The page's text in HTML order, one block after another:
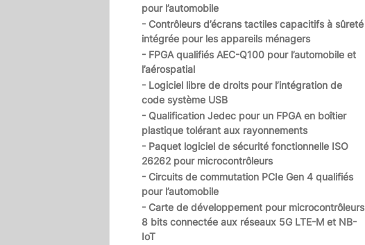
pour l’automobile
- Contrôleurs d’écrans tactiles capacitifs à sûreté
intégrée pour les appareils ménagers
- FPGA qualifiés AEC-Q100 pour l’automobile et
l’aérospatial
- Logiciel libre de droits pour l’intégration de
code système USB
- Qualification Jedec pour un FPGA en boîtier
plastique tolérant aux rayonnements
- Paquet logiciel de sécurité fonctionnelle ISO
26262 pour microcontrôleurs
- Circuits de commutation PCIe Gen 4 qualifiés
pour l’automobile
- Carte de développement pour microcontrôleurs
8 bits connectée aux réseaux 5G LTE-M et NB-
IoT